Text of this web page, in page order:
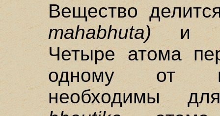
Вещество
mahabhuta)и
Четыре атома
одному от
необходимы